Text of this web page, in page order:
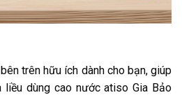
trên hữu ích dành cho bạn, giúp
dùng cao nước atiso Gia Bảo